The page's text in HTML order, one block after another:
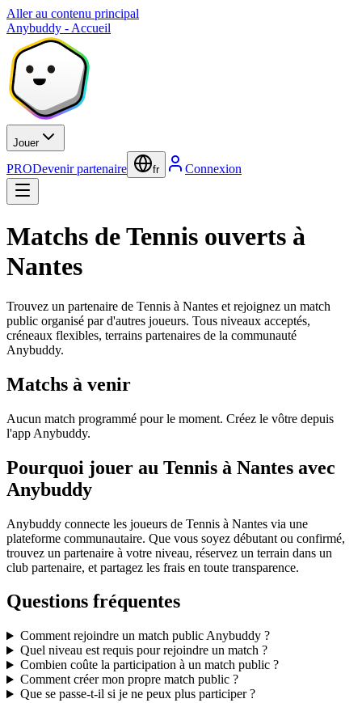
Aller au contenu principal
Anybuddy - Accueil
Jouer
PRODevenir partenaire fr Connexion
Matchs de Tennis ouverts à
Nantes
Trouvez un partenaire de Tennis à Nantes et rejoignez un match
public organisé par d'autres joueurs. Tous niveaux acceptés,
créneaux flexibles, terrains partenaires de la communauté
Anybuddy.
Matchs à venir
Aucun match programmé pour le moment. Créez le vôtre depuis
l'app Anybuddy.
Pourquoi jouer au Tennis à Nantes avec
Anybuddy
Anybuddy connecte les joueurs de Tennis à Nantes via une
plateforme communautaire. Que vous soyez débutant ou confirmé,
trouvez un partenaire à votre niveau, réservez un terrain dans un
club partenaire, et partagez les frais en toute transparence.
Questions fréquentes
Comment rejoindre un match public Anybuddy ?
Quel niveau est requis pour rejoindre un match ?
Combien coûte la participation à un match public ?
Comment créer mon propre match public ?
Que se passe-t-il si je ne peux plus participer ?